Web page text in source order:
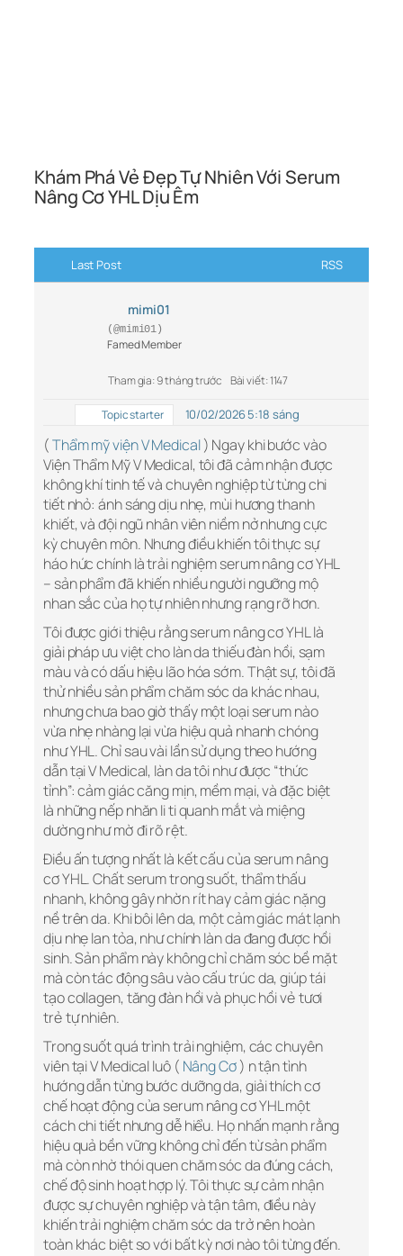
Khám Phá Vẻ Đẹp Tự Nhiên Với Serum
Nâng Cơ YHL Dịu Êm
Last Post RSS
mimi01
(@mimi01)
Famed Member
Tham gia: 9 tháng trước Bài viết: 1147
Topic starter 10/02/2026 5:18 sáng
(Thẩm mỹ viện V Medical) Ngay khi bước vào
Viện Thẩm Mỹ V Medical, tôi đã cảm nhận được
không khí tinh tế và chuyên nghiệp từ từng chi
tiết nhỏ: ánh sáng dịu nhẹ, mùi hương thanh
khiết, và đội ngũ nhân viên niềm nở nhưng cực
kỳ chuyên môn. Nhưng điều khiến tôi thực sự
háo hức chính là trải nghiệm serum nâng cơ YHL
– sản phẩm đã khiến nhiều người ngưỡng mộ
nhan sắc của họ tự nhiên nhưng rạng rỡ hơn.
Tôi được giới thiệu rằng serum nâng cơ YHL là
giải pháp ưu việt cho làn da thiếu đàn hồi, sạm
màu và có dấu hiệu lão hóa sớm. Thật sự, tôi đã
thử nhiều sản phẩm chăm sóc da khác nhau,
nhưng chưa bao giờ thấy một loại serum nào
vừa nhẹ nhàng lại vừa hiệu quả nhanh chóng
như YHL. Chỉ sau vài lần sử dụng theo hướng
dẫn tại V Medical, làn da tôi như được “thức
tỉnh”: cảm giác căng mịn, mềm mại, và đặc biệt
là những nếp nhăn li ti quanh mắt và miệng
dường như mờ đi rõ rệt.
Điều ấn tượng nhất là kết cấu của serum nâng
cơ YHL. Chất serum trong suốt, thẩm thấu
nhanh, không gây nhờn rít hay cảm giác nặng
nề trên da. Khi bôi lên da, một cảm giác mát lạnh
dịu nhẹ lan tỏa, như chính làn da đang được hồi
sinh. Sản phẩm này không chỉ chăm sóc bề mặt
mà còn tác động sâu vào cấu trúc da, giúp tái
tạo collagen, tăng đàn hồi và phục hồi vẻ tươi
trẻ tự nhiên.
Trong suốt quá trình trải nghiệm, các chuyên
viên tại V Medical luô ( Nâng Cơ) n tận tình
hướng dẫn từng bước dưỡng da, giải thích cơ
chế hoạt động của serum nâng cơ YHL một
cách chi tiết nhưng dễ hiểu. Họ nhấn mạnh rằng
hiệu quả bền vững không chỉ đến từ sản phẩm
mà còn nhờ thói quen chăm sóc da đúng cách,
chế độ sinh hoạt hợp lý. Tôi thực sự cảm nhận
được sự chuyên nghiệp và tận tâm, điều này
khiến trải nghiệm chăm sóc da trở nên hoàn
toàn khác biệt so với bất kỳ nơi nào tôi từng đến.